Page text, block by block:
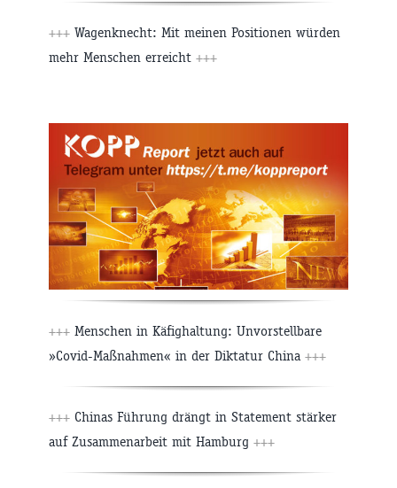
+++ Wagenknecht: Mit meinen Positionen würden
mehr Menschen erreicht +++
+++ Menschen in Käfighaltung: Unvorstellbare
»Covid-Maßnahmen« in der Diktatur China +++
+++ Chinas Führung drängt in Statement stärker
auf Zusammenarbeit mit Hamburg +++